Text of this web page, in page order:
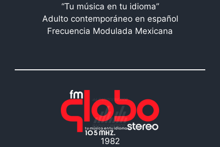
“Tu música en tu idioma”
Adulto contemporáneo en español
Frecuencia Modulada Mexicana
1982